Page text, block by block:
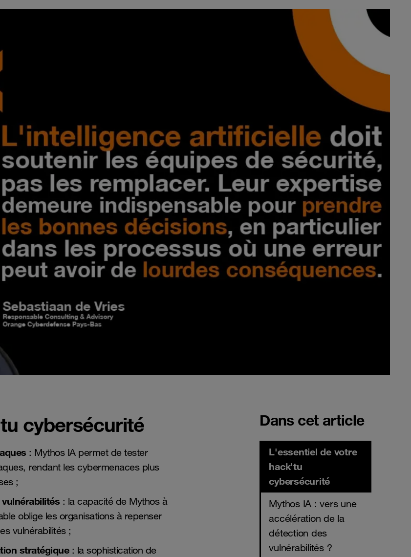
cybersécurité
: Mythos IA permet de tester
rendant les cybermenaces plus
;
: la capacité de Mythos à
oblige les organisations à repenser
vulnérabilités ;
stratégique: la sophistication de
Dans cet article
L'essentiel de votre
hack'tu
cybersécurité
Mythos IA : vers une
accélération de la
détection des
vulnérabilités ?